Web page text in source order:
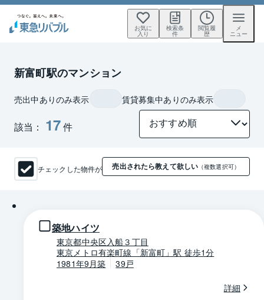
お気に
入り
検索条
件
閲覧履
歴
メ
ニュー
新富町駅のマンション
該当： 17件
売出中ありのみ表示 賃貸募集中ありのみ表示
チェックした物件が 売出されたら教えて欲しい （複数選択可）
築地ハイツ
東京都中央区入船３丁目
東京メトロ有楽町線「新富町」駅 徒歩1分
1981年9月築
39戸
詳細